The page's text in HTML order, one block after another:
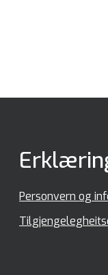
Personvern og